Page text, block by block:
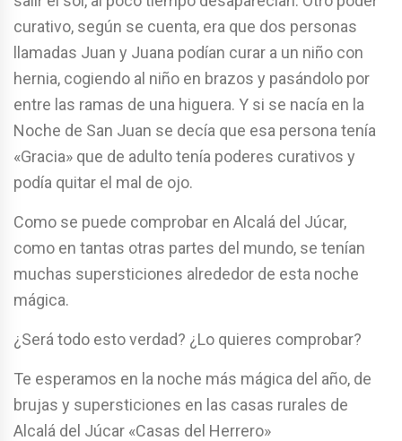
curativo, según se cuenta, era que dos personas
llamadas Juan y Juana podían curar a un niño con
hernia, cogiendo al niño en brazos y pasándolo por
entre las ramas de una higuera. Y si se nacía en la
Noche de San Juan se decía que esa persona tenía
«Gracia» que de adulto tenía poderes curativos y
podía quitar el mal de ojo.
Como se puede comprobar en Alcalá del Júcar,
como en tantas otras partes del mundo, se tenían
muchas supersticiones alrededor de esta noche
mágica.
¿Será todo esto verdad? ¿Lo quieres comprobar?
Te esperamos en la noche más mágica del año, de
brujas y supersticiones en las casas rurales de
Alcalá del Júcar «Casas del Herrero»